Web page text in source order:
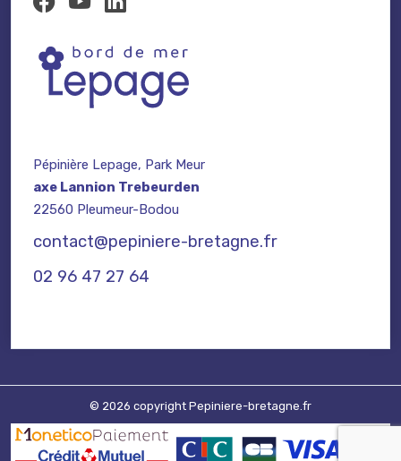
Pépinière Lepage, Park Meur
axe Lannion Trebeurden
22560 Pleumeur-Bodou
contact@pepiniere-bretagne.fr
02 96 47 27 64
© 2026 copyright Pepiniere-bretagne.fr